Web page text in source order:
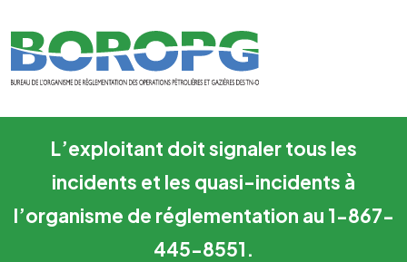
L’exploitant doit signaler tous les
incidents et les quasi-incidents à
l’organisme de réglementation au 1-867-
445-8551.